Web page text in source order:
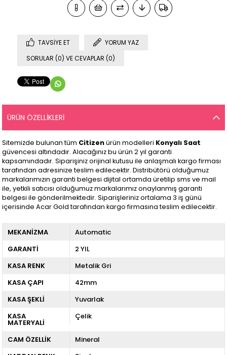
TAVSIYE ET
YORUM YAZ
SORULAR (0) VE CEVAPLAR (0)
ÜRÜN ÖZELLIKLERI
Sitemizde bulunan tüm Citizenürün modelleri Konyalı Saat
güvencesi altındadır. Alacağınız bu ürün 2 yıl garanti
kapsamındadır. Siparişiniz orijinal kutusu ile anlaşmalı kargo firması
tarafından adresinize teslim edilecektir. Distribütörü olduğumuz
markalarımızın garanti belgesi dijital ortamda üretilip sms ve mail
ile, yetkili satıcısı olduğumuz markalarımız onaylanmış garanti
belgesi ile gönderilmektedir. Siparişleriniz ortalama 3 iş günü
içerisinde Acar Gold tarafından kargo firmasına teslim edilecektir.
MEKANİZMA
Automatic
GARANTİ
2 YIL
KASA RENK
Metalik Gri
KASA ÇAPI
42mm
KASA ŞEKLİ
Yuvarlak
KASA
MATERYALİ
Çelik
CAM ÖZELLİK
Mineral